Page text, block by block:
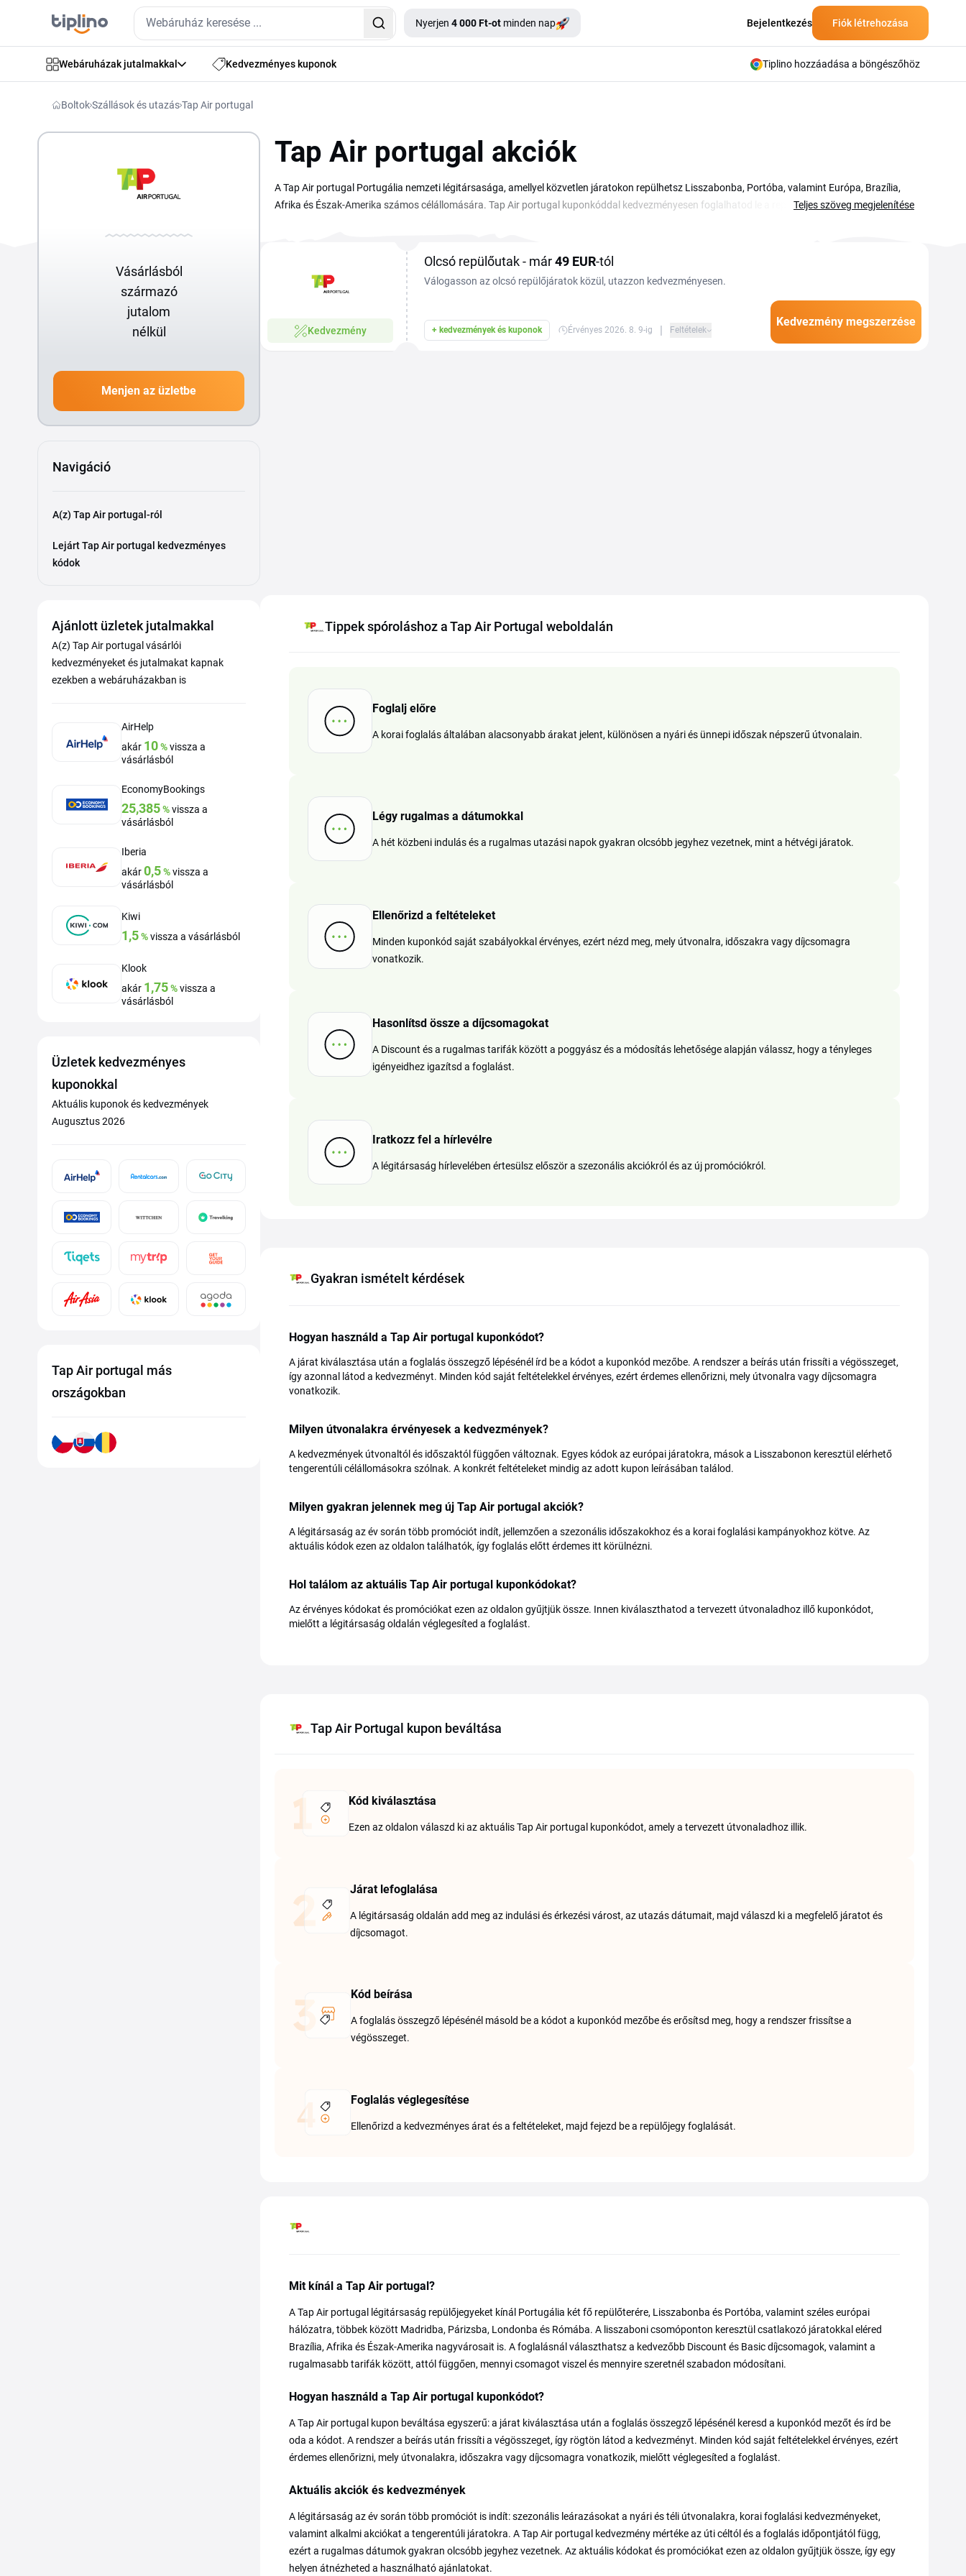
Nyerjen 4 000 Ft-ot minden nap Bejelentkezés Fiók létrehozása
Webáruházak jutalmakkal Kedvezményes kuponok Tiplino hozzáadása a böngészőhöz
BoltokSzállások és utazásTap Air portugal
Vásárlásból
származó
jutalom
nélkül
Menjen az üzletbe
Navigáció
A(z) Tap Air portugal-ról
Lejárt Tap Air portugal kedvezményes
kódok
Ajánlott üzletek jutalmakkal
A(z) Tap Air portugal vásárlói
kedvezményeket és jutalmakat kapnak
ezekben a webáruházakban is
AirHelp
akár 10%vissza a
vásárlásból
EconomyBookings
25,385%vissza a
vásárlásból
Iberia
akár0,5%vissza a
vásárlásból
Kiwi
1,5%vissza a vásárlásból
Klook
akár 1,75%vissza a
vásárlásból
Üzletek kedvezményes
kuponokkal
Aktuális kuponok és kedvezmények
Augusztus 2026
Tap Air portugal más
országokban
Tap Air portugal akciók
A Tap Air portugal Portugália nemzeti légitársasága, amellyel közvetlen járatokon repülhetsz Lisszabonba, Portóba, valamint Európa, Brazília,
Afrika és Észak-Amerika számos célállomására. Tap Air portugal kuponkóddal kedvezményesen foglalhatod le a repülőjegyedet, és
juthatsz hozzá a repülőjegyhez, a választott úti céltól és utazási osztálytól függően. Az aktuális kódokat és kedvezményeket ezen az oldalon
találod, így a foglalás előtt érdemes itt körülnézni.
Teljes szöveg megjelenítése
Kedvezmény
Olcsó repülőutak - már49 EUR-tól
Válogasson az olcsó repülőjáratok közül, utazzon kedvezményesen.
+ kedvezmények és kuponok Érvényes 2026. 8. 9-ig | Feltételek
Kedvezmény megszerzése
Tippek spóroláshoz a Tap Air Portugal weboldalán
Foglalj előre
A korai foglalás általában alacsonyabb árakat jelent, különösen a nyári és ünnepi időszak népszerű útvonalain.
Légy rugalmas a dátumokkal
A hét közbeni indulás és a rugalmas utazási napok gyakran olcsóbb jegyhez vezetnek, mint a hétvégi járatok.
Ellenőrizd a feltételeket
Minden kuponkód saját szabályokkal érvényes, ezért nézd meg, mely útvonalra, időszakra vagy díjcsomagra
vonatkozik.
Hasonlítsd össze a díjcsomagokat
A Discount és a rugalmas tarifák között a poggyász és a módosítás lehetősége alapján válassz, hogy a tényleges
igényeidhez igazítsd a foglalást.
Iratkozz fel a hírlevélre
A légitársaság hírlevelében értesülsz először a szezonális akciókról és az új promóciókról.
Gyakran ismételt kérdések
Hogyan használd a Tap Air portugal kuponkódot?
A járat kiválasztása után a foglalás összegző lépésénél írd be a kódot a kuponkód mezőbe. A rendszer a beírás után frissíti a végösszeget,
így azonnal látod a kedvezményt. Minden kód saját feltételekkel érvényes, ezért érdemes ellenőrizni, mely útvonalra vagy díjcsomagra
vonatkozik.
Milyen útvonalakra érvényesek a kedvezmények?
A kedvezmények útvonaltól és időszaktól függően változnak. Egyes kódok az európai járatokra, mások a Lisszabonon keresztül elérhető
tengerentúli célállomásokra szólnak. A konkrét feltételeket mindig az adott kupon leírásában találod.
Milyen gyakran jelennek meg új Tap Air portugal akciók?
A légitársaság az év során több promóciót indít, jellemzően a szezonális időszakokhoz és a korai foglalási kampányokhoz kötve. Az
aktuális kódok ezen az oldalon találhatók, így foglalás előtt érdemes itt körülnézni.
Hol találom az aktuális Tap Air portugal kuponkódokat?
Az érvényes kódokat és promóciókat ezen az oldalon gyűjtjük össze. Innen kiválaszthatod a tervezett útvonaladhoz illő kuponkódot,
mielőtt a légitársaság oldalán véglegesíted a foglalást.
Tap Air Portugal kupon beváltása
Kód kiválasztása
Ezen az oldalon válaszd ki az aktuális Tap Air portugal kuponkódot, amely a tervezett útvonaladhoz illik.
Járat lefoglalása
A légitársaság oldalán add meg az indulási és érkezési várost, az utazás dátumait, majd válaszd ki a megfelelő járatot és
díjcsomagot.
Kód beírása
A foglalás összegző lépésénél másold be a kódot a kuponkód mezőbe és erősítsd meg, hogy a rendszer frissítse a
végösszeget.
Foglalás véglegesítése
Ellenőrizd a kedvezményes árat és a feltételeket, majd fejezd be a repülőjegy foglalását.
Mit kínál a Tap Air portugal?
A Tap Air portugal légitársaság repülőjegyeket kínál Portugália két fő repülőterére, Lisszabonba és Portóba, valamint széles európai
hálózatra, többek között Madridba, Párizsba, Londonba és Rómába. A lisszaboni csomóponton keresztül csatlakozó járatokkal eléred
Brazília, Afrika és Észak-Amerika nagyvárosait is. A foglalásnál választhatsz a kedvezőbb Discount és Basic díjcsomagok, valamint a
rugalmasabb tarifák között, attól függően, mennyi csomagot viszel és mennyire szeretnél szabadon módosítani.
Hogyan használd a Tap Air portugal kuponkódot?
A Tap Air portugal kupon beváltása egyszerű: a járat kiválasztása után a foglalás összegző lépésénél keresd a kuponkód mezőt és írd be
oda a kódot. A rendszer a beírás után frissíti a végösszeget, így rögtön látod a kedvezményt. Minden kód saját feltételekkel érvényes, ezért
érdemes ellenőrizni, mely útvonalakra, időszakra vagy díjcsomagra vonatkozik, mielőtt véglegesíted a foglalást.
Aktuális akciók és kedvezmények
A légitársaság az év során több promóciót is indít: szezonális leárazásokat a nyári és téli útvonalakra, korai foglalási kedvezményeket,
valamint alkalmi akciókat a tengerentúli járatokra. A Tap Air portugal kedvezmény mértéke az úti céltól és a foglalás időpontjától függ,
ezért a rugalmas dátumok gyakran olcsóbb jegyhez vezetnek. Az aktuális kódokat és promóciókat ezen az oldalon gyűjtjük össze, így egy
helyen átnézheted a használható ajánlatokat.